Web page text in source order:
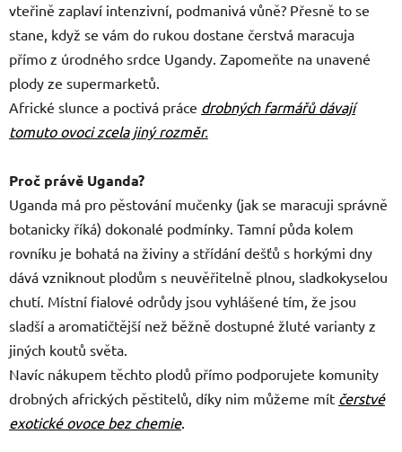
vteřině zaplaví intenzivní, podmanivá vůně? Přesně to se
stane, když se vám do rukou dostane čerstvá maracuja
přímo z úrodného srdce Ugandy. Zapomeňte na unavené
plody ze supermarketů.
Africké slunce a poctivá práce drobných farmářů dávají
tomuto ovoci zcela jiný rozměr.
Proč právě Uganda?
Uganda má pro pěstování mučenky (jak se maracuji správně
botanicky říká) dokonalé podmínky. Tamní půda kolem
rovníku je bohatá na živiny a střídání dešťů s horkými dny
dává vzniknout plodům s neuvěřitelně plnou, sladkokyselou
chutí. Místní fialové odrůdy jsou vyhlášené tím, že jsou
sladší a aromatičtější než běžně dostupné žluté varianty z
jiných koutů světa.
Navíc nákupem těchto plodů přímo podporujete komunity
drobných afrických pěstitelů, díky nim můžeme mít čerstvé
exotické ovoce bez chemie.